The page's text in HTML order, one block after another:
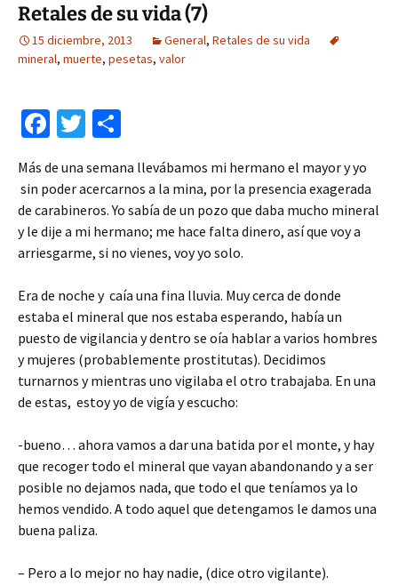
Retales de su vida (7)
15 diciembre, 2013 General, Retales de su vida
mineral, muerte, pesetas, valor
Fa
b
o
o
k
T
tt
er
m
p
ar
tir
Más de una semana llevábamos mi hermano el mayor y yo
sin poder acercarnos a la mina, por la presencia exagerada
de carabineros. Yo sabía de un pozo que daba mucho mineral
y le dije a mi hermano; me hace falta dinero, así que voy a
arriesgarme, si no vienes, voy yo solo.
Era de noche y caía una fina lluvia. Muy cerca de donde
estaba el mineral que nos estaba esperando, había un
puesto de vigilancia y dentro se oía hablar a varios hombres
y mujeres (probablemente prostitutas). Decidimos
turnarnos y mientras uno vigilaba el otro trabajaba. En una
de estas, estoy yo de vigía y escucho:
-bueno… ahora vamos a dar una batida por el monte, y hay
que recoger todo el mineral que vayan abandonando y a ser
posible no dejamos nada, que todo el que teníamos ya lo
hemos vendido. A todo aquel que detengamos le damos una
buena paliza.
– Pero a lo mejor no hay nadie, (dice otro vigilante).